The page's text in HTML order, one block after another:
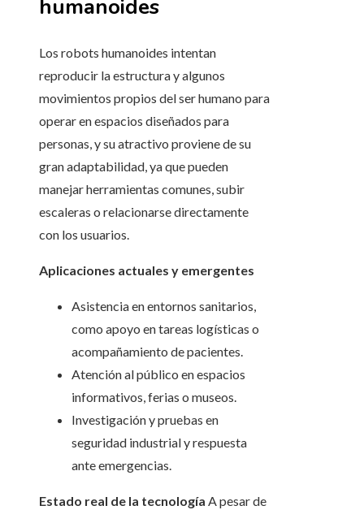
humanoides
Los robots humanoides intentan
reproducir la estructura y algunos
movimientos propios del ser humano para
operar en espacios diseñados para
personas, y su atractivo proviene de su
gran adaptabilidad, ya que pueden
manejar herramientas comunes, subir
escaleras o relacionarse directamente
con los usuarios.
Aplicaciones actuales y emergentes
Asistencia en entornos sanitarios,
como apoyo en tareas logísticas o
acompañamiento de pacientes.
Atención al público en espacios
informativos, ferias o museos.
Investigación y pruebas en
seguridad industrial y respuesta
ante emergencias.
Estado real de la tecnología A pesar de